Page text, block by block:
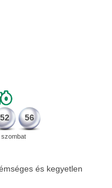
52 56
és kegyetlen